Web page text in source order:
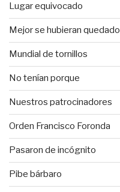
Lugar equivocado
Mejor se hubieran quedado
Mundial de tornillos
No tenían porque
Nuestros patrocinadores
Orden Francisco Foronda
Pasaron de incógnito
Pibe bárbaro